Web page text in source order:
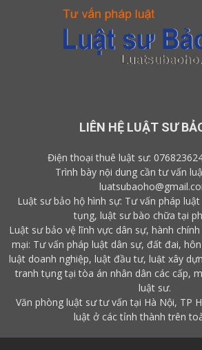
LIÊN HỆ LUẬT SƯ
Điện thoại thuê luật sư:
Trình bày nội dung cần tư vấn
Luật sư bảo hộ hình sự: Tư vấn pháp
tụng, luật sư bào chữa tại
Luật sư bảo vệ lĩnh vực dân sự, hành
mại: Tư vấn pháp luật dân sự, đất đai,
luật doanh nghiệp, luật đầu tư, luật xây
tranh tụng tại tòa án nhân dân các cấp,
luật sư.
Văn phòng luật sư tư vấn tại Hà Nội, TP
luật ở các tỉnh thành trên